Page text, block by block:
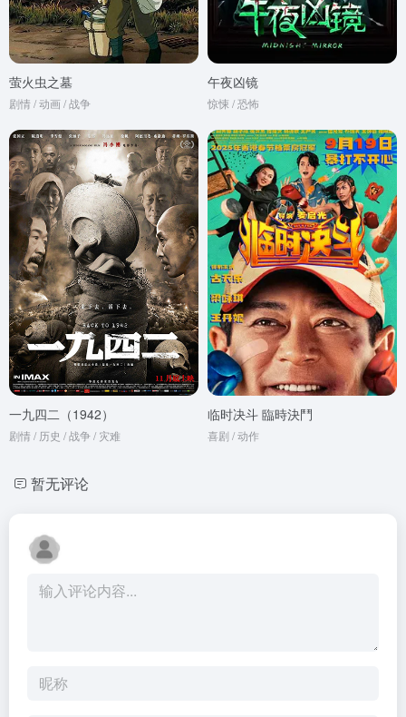
萤火虫之墓
剧情 / 动画 / 战争
午夜凶镜
惊悚 / 恐怖
一九四二（1942）
剧情 / 历史 / 战争 / 灾难
临时决斗 臨時決鬥
喜剧 / 动作
暂无评论